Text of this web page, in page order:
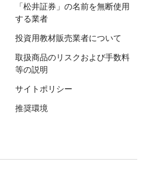
「松井証券」の名前を無断使用
する業者
投資用教材販売業者について
取扱商品のリスクおよび手数料
等の説明
サイトポリシー
推奨環境